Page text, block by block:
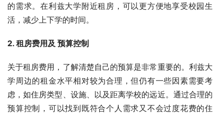
的需求。在利兹大学附近租房，可以更方便地享受校园生
活，减少上下学的时间。
2. 租房费用及 预算控制
关于租房费用，了解清楚自己的预算是非常重要的。利兹大
学周边的租金水平相对较为合理，但仍有一些因素需要考
虑，如住房类型、设施、以及距离学校的远近。通过合理的
预算控制，可以找到既符合个人需求又不会过度花费的住